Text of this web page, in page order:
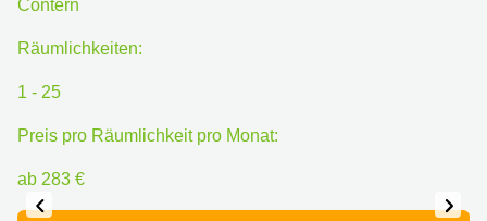
Centres
Sandweiler
Contern
Räumlichkeiten:
1 - 25
Preis pro Räumlichkeit pro Monat:
ab 283 €